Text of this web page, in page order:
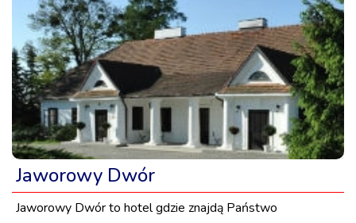
Jaworowy Dwór
Jaworowy Dwór to hotel gdzie znajdą Państwo